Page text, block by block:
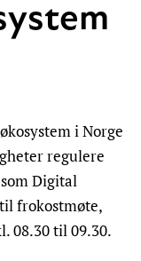
i Norge
regulere
Digital
frokostmøte,
08.30 til 09.30.